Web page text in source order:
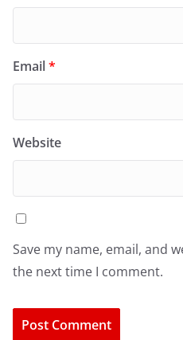
Email*
Website
Save my name, email, and
the next time I comment.